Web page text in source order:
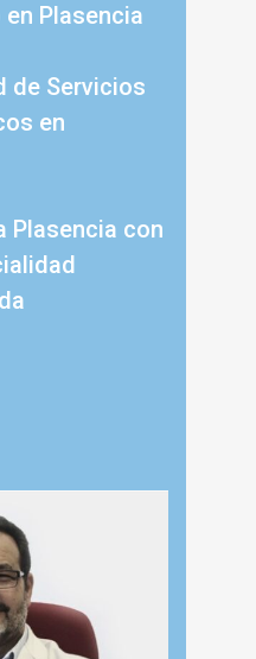
Plasencia
de Servicios
en
Plasencia con